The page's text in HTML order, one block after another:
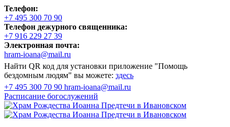
Телефон:
+7 495 300 70 90
Телефон дежурного священника:
+7 916 229 27 39
Электронная почта:
hram-ioana@mail.ru
Найти QR код для установки приложение "Помощь
бездомным людям" вы можете: здесь
+7 495 300 70 90 hram-ioana@mail.ru
Расписание богослужений